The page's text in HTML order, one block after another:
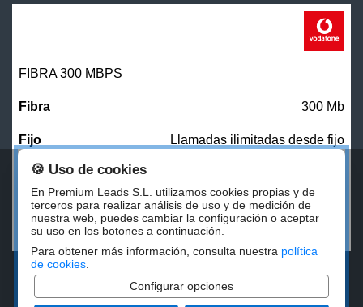
FIBRA 300 MBPS
300 Mb
Llamadas ilimitadas desde fijo
27,00 €/mes
CONTRATAR
🍪 Uso de cookies
En Premium Leads S.L. utilizamos cookies propias y de
terceros para realizar análisis de uso y de medición de
nuestra web, puedes cambiar la configuración o aceptar
su uso en los botones a continuación.
Para obtener más información, consulta nuestra política
de cookies
Configurar opciones